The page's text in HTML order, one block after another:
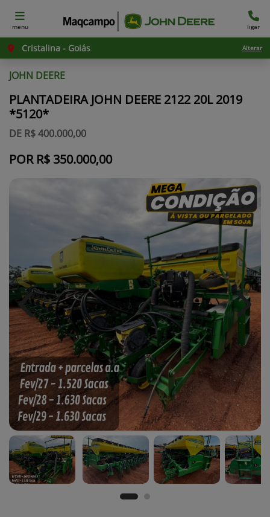
menu ligar
Cristalina - Goiás Alterar
JOHN DEERE
PLANTADEIRA JOHN DEERE 2122 20L 2019
*5120*
DE R$ 400.000,00
POR R$ 350.000,00
Previous Next